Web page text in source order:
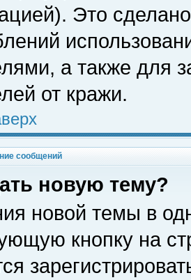
Это
а также для
от кражи.
сообщений
новую тему?
новой темы в
кнопку на